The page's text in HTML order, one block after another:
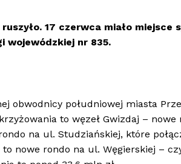
17 czerwca miało miejsce
wojewódzkiej nr 835.
obwodnicy południowej miasta
to węzeł Gwizdaj –
na ul. Studziańskiej, które
nowe rondo na ul. Węgierskiej –